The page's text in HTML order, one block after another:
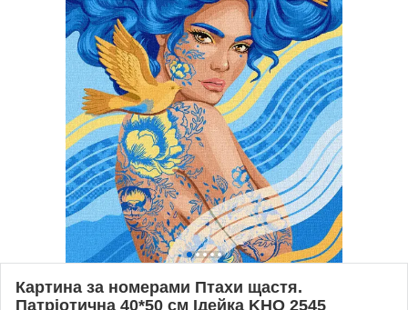
Картина за номерами Птахи щастя.
Патріотична 40*50 см Ідейка KHO 2545